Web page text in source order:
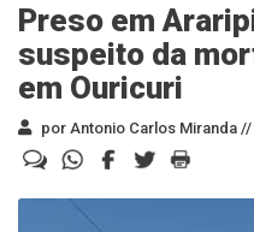
Preso em
suspeito da
em Ouricuri
por Antonio Carlos Miranda //